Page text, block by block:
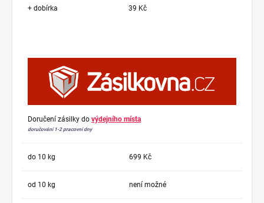
+ dobírka 39 Kč
Doručení zásilky do výdejního místa
doručování 1-2 pracovní dny
do 10 kg 699 Kč
od 10 kg není možné